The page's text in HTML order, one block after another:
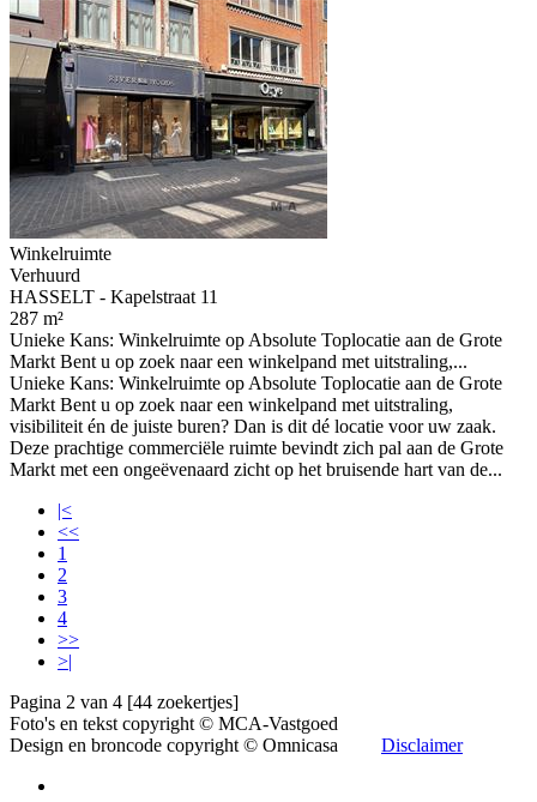
Winkelruimte
Verhuurd
HASSELT - Kapelstraat 11
287 m²
Unieke Kans: Winkelruimte op Absolute Toplocatie aan de Grote
Markt Bent u op zoek naar een winkelpand met uitstraling,...
Unieke Kans: Winkelruimte op Absolute Toplocatie aan de Grote
Markt Bent u op zoek naar een winkelpand met uitstraling,
visibiliteit én de juiste buren? Dan is dit dé locatie voor uw zaak.
Deze prachtige commerciële ruimte bevindt zich pal aan de Grote
Markt met een ongeëvenaard zicht op het bruisende hart van de...
|<
<<
1
2
3
4
>>
>|
Pagina 2 van 4 [44 zoekertjes]
Foto's en tekst copyright © MCA-Vastgoed
Design en broncode copyright © Omnicasa Disclaimer